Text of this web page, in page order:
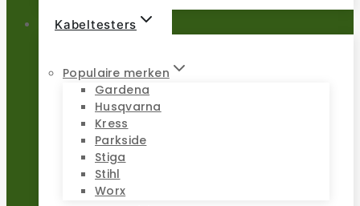
Kabeltesters
Populaire merken
Gardena
Husqvarna
Kress
Parkside
Stiga
Stihl
Worx